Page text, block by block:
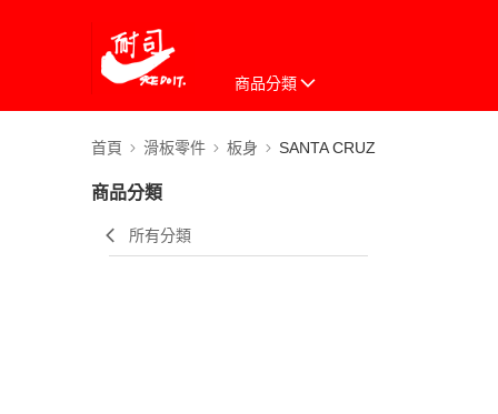
商品分類
首頁 滑板零件 板身 SANTA CRUZ
商品分類
所有分類